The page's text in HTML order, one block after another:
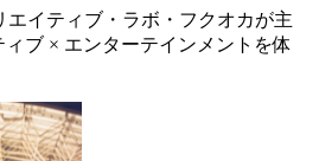
エイティブ・ラボ・フクオカが主
ブ × エンターテインメントを体